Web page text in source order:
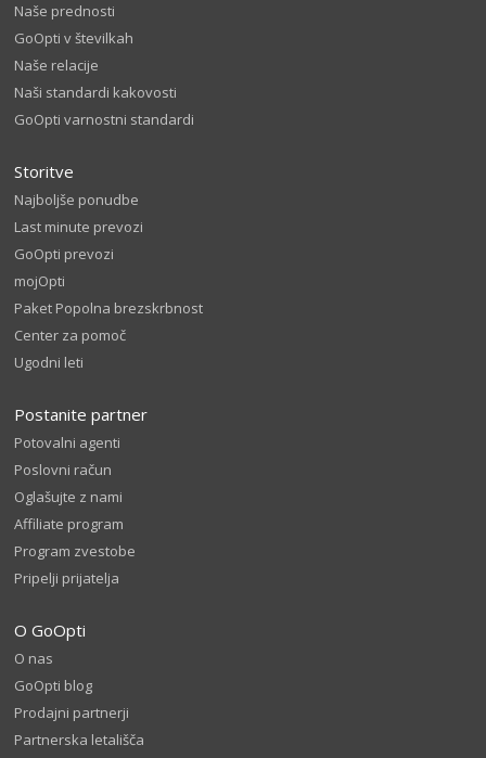
Naše prednosti
GoOpti v številkah
Naše relacije
Naši standardi kakovosti
GoOpti varnostni standardi
Storitve
Najboljše ponudbe
Last minute prevozi
GoOpti prevozi
mojOpti
Paket Popolna brezskrbnost
Center za pomoč
Ugodni leti
Postanite partner
Potovalni agenti
Poslovni račun
Oglašujte z nami
Affiliate program
Program zvestobe
Pripelji prijatelja
O GoOpti
O nas
GoOpti blog
Prodajni partnerji
Partnerska letališča